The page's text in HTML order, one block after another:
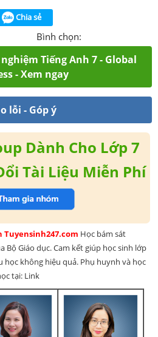
Chia sẻ
Bình chọn:
Tiếng Anh 7 - Global
- Xem ngay
lỗi - Góp ý
Dành Cho Lớp 7
Tài Liệu Miễn Phí
Học bám sát
Bộ Giáo dục. Cam kết giúp học sinh lớp
học không hiệu quả. Phụ huynh và học
tại: Link